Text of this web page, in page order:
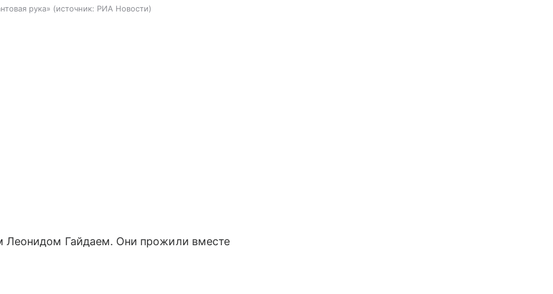
рука» источник: РИА Новости
Гайдаем. Они прожили вместе